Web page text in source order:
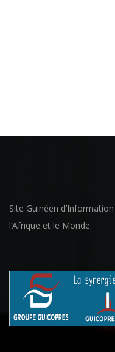
Site Guinéen
l’Afrique et le Monde